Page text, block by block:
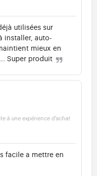
utilisées sur
installer, auto-
mieux en
Super produit
à une expérience d'achat
facile a mettre en